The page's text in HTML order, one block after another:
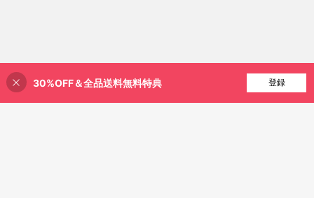
26% 割引！
30%OFF＆全品送料無料特典 登録